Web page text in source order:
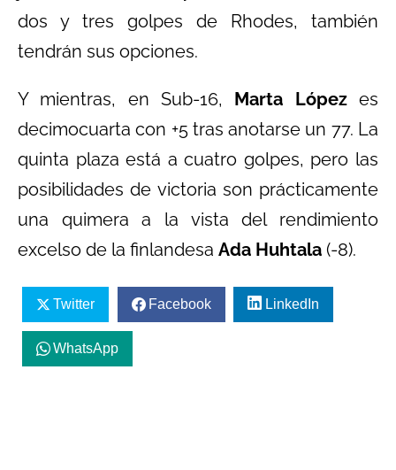
dos y tres golpes de Rhodes, también
tendrán sus opciones.
Y mientras, en Sub-16, Marta Lópezes
decimocuarta con +5 tras anotarse un 77. La
quinta plaza está a cuatro golpes, pero las
posibilidades de victoria son prácticamente
una quimera a la vista del rendimiento
excelso de la finlandesa Ada Huhtala (-8).
Twitter Facebook LinkedIn
WhatsApp